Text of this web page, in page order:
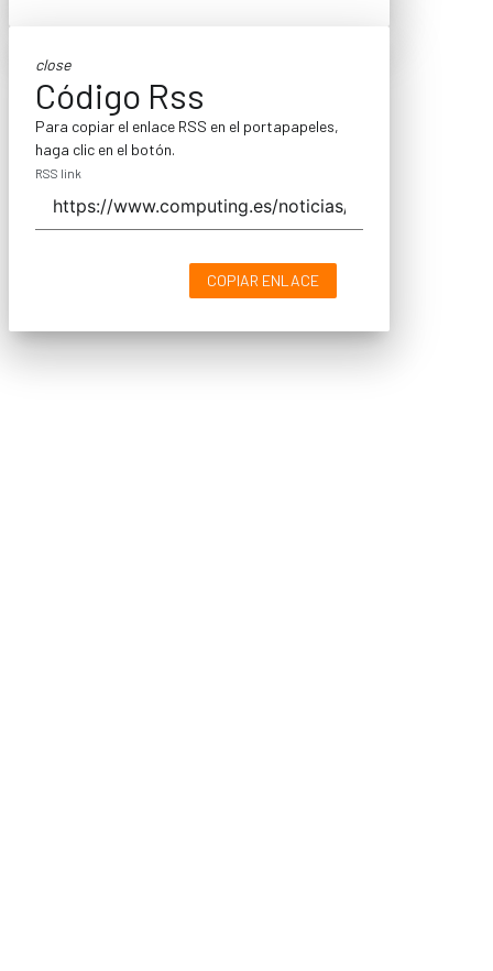
close
Código Rss
Para copiar el enlace RSS en el portapapeles,
haga clic en el botón.
RSS link
COPIAR ENLACE